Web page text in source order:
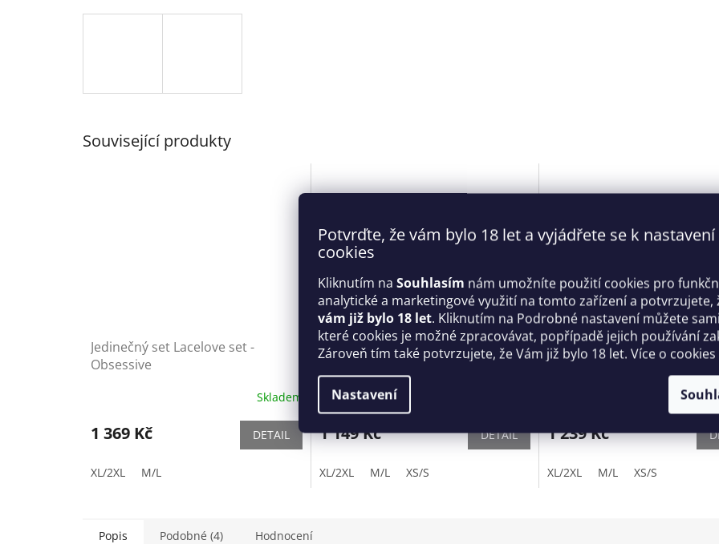
Potvrďte, že vám bylo 18 let a vyjádřete se k nastavení
cookies
Kliknutím na Souhlasím nám umožníte použití cookies pro
analytické a marketingové využití na tomto zařízení a potvrzujete,
vám již bylo 18 let. Kliknutím na Podrobné nastavení můžete
které cookies je možné zpracovávat, popřípadě jejich používání
Zároveň tím také potvrzujete, že Vám již bylo 18 let. Více o cookies
Nastavení
Související produkty
Jedinečný set Lacelove set -
Obsessive
Skladem
1 369 Kč DETAIL
XL/2XL M/L
Žhavý korzet Lacelove corset -
1 149 Kč DETAIL
XL/2XL M/L XS/S
Něžná košilka Lacelove
Obsessive
1 239 Kč
XL/2XL M/L XS/S
Popis Podobné (4) Hodnocení